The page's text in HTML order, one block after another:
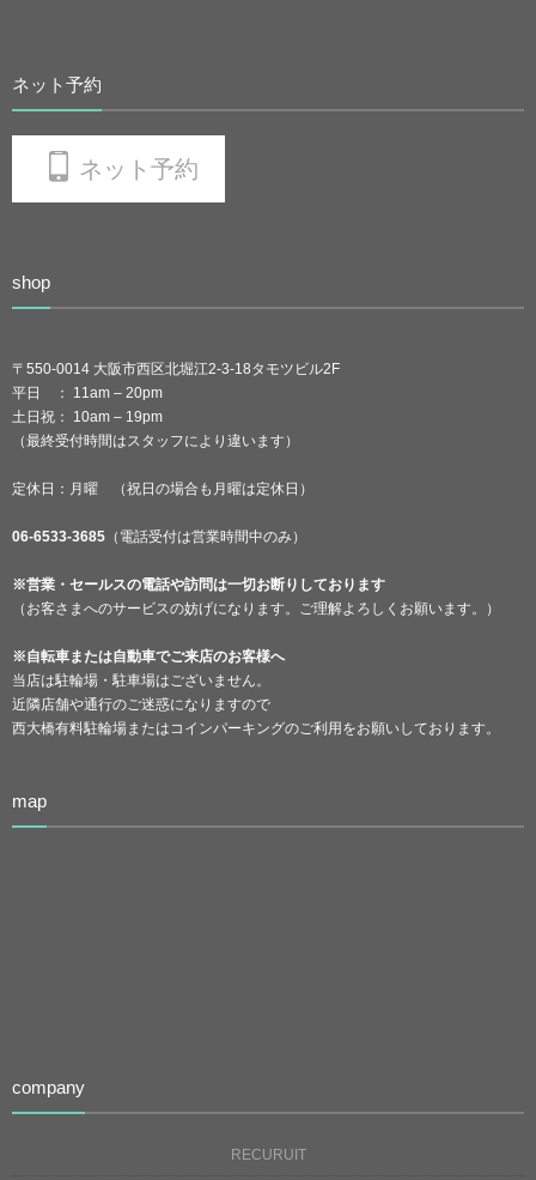
ネット予約
ネット予約
shop
〒550-0014 大阪市西区北堀江2-3-18タモツビル2F
平日 ： 11am – 20pm
土日祝： 10am – 19pm
（最終受付時間はスタッフにより違います）
定休日：月曜 （祝日の場合も月曜は定休日）
06-6533-3685 （電話受付は営業時間中のみ）
※営業・セールスの電話や訪問は一切お断りしております
（お客さまへのサービスの妨げになります。ご理解よろしくお願います。）
※自転車または自動車でご来店のお客様へ
当店は駐輪場・駐車場はございません。
近隣店舗や通行のご迷惑になりますので
西大橋有料駐輪場またはコインパーキングのご利用をお願いしております。
map
company
RECURUIT